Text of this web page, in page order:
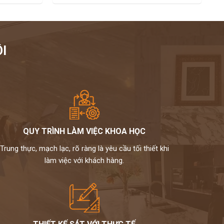
QUY TRÌNH LÀM VIỆC KHOA HỌC
Trung thực, mạch lạc, rõ ràng là yêu cầu tối thiết khi
làm việc với khách hàng.